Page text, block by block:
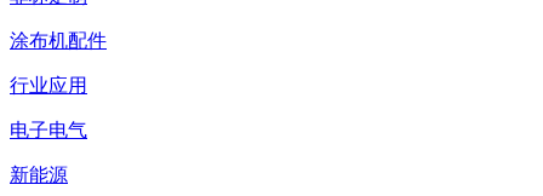
涂布机配件
行业应用
电子电气
新能源